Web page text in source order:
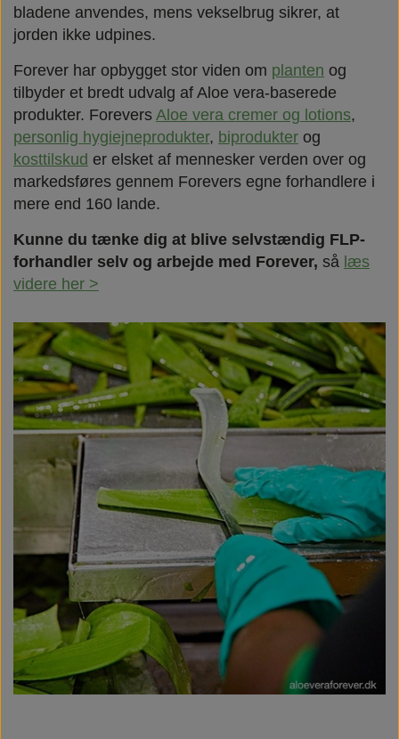
bladene anvendes, mens vekselbrug sikrer, at
jorden ikke udpines.
Forever har opbygget stor viden om planten og
tilbyder et bredt udvalg af Aloe vera-baserede
produkter. Forevers Aloe vera cremer og lotions,
personlig hygiejneprodukter, biprodukter og
kosttilskud er elsket af mennesker verden over og
markedsføres gennem Forevers egne forhandlere i
mere end 160 lande.
Kunne du tænke dig at blive selvstændig FLP-
forhandler selv og arbejde med Forever, så læs
videre her >